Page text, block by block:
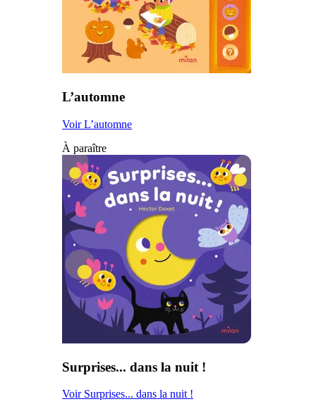
L’automne
Voir L’automne
À paraître
Surprises... dans la nuit !
Voir Surprises... dans la nuit !